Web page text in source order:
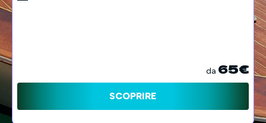
da 65€
SCOPRIRE